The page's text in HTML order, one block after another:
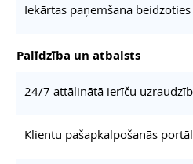
Iekārtas paņemšana
Palīdzība un atbalsts
24/7 attālinātā ierīču
Klientu pašapkalpošanās